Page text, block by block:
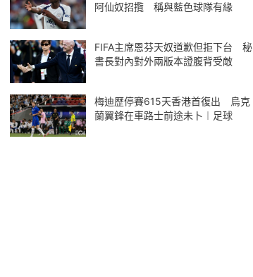
阿仙奴招攬 稱與藍色球隊有緣
FIFA主席恩芬天奴道歉但拒下台 秘
書長對內對外兩版本證腹背受敵
梅迪歷停賽615天香港首復出 烏克
蘭翼鋒在車路士前途未卜︱足球